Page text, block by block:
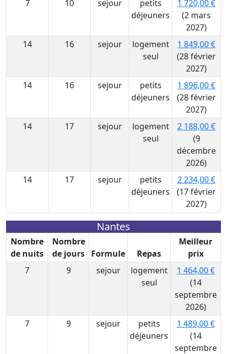
7 10 sejour
petits
déjeuners
1 720,00 €
(2 mars
2027)
14
16 sejour
logement
seul
1 849,00 €
(28 février
2027)
14
16 sejour
petits
déjeuners
1 896,00 €
(28 février
2027)
14
17 sejour
logement
seul
2 188,00 €
(9
décembre
2026)
14
17 sejour
petits
déjeuners
2 234,00 €
(17 février
2027)
Nantes
Nombre
de nuits
Nombre
de jours
Formule Repas
Meilleur
prix
7
9 sejour
logement
seul
1 464,00 €
(14
septembre
2026)
7
9 sejour
petits
déjeuners
1 489,00 €
(14
septembre